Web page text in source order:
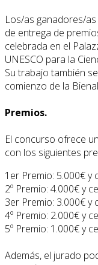
Los/as ganadores/
de entrega de
celebrada en el
UNESCO para la
Su trabajo también
comienzo de la
Premios.
El concurso ofrece
con los siguientes
1er Premio: 5.000€ y
2º Premio: 4.000€ y
3er Premio: 3.000€ y
4º Premio: 2.000€ y
5º Premio: 1.000€ y
Además, el jurado